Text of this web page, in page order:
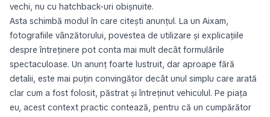
vechi, nu cu hatchback-uri obișnuite.
Asta schimbă modul în care citești anunțul. La un Aixam,
fotografiile vânzătorului, povestea de utilizare și explicațiile
despre întreținere pot conta mai mult decât formulările
spectaculoase. Un anunț foarte lustruit, dar aproape fără
detalii, este mai puțin convingător decât unul simplu care arată
clar cum a fost folosit, păstrat și întreținut vehiculul. Pe piața
eu, acest context practic contează, pentru că un cumpărător